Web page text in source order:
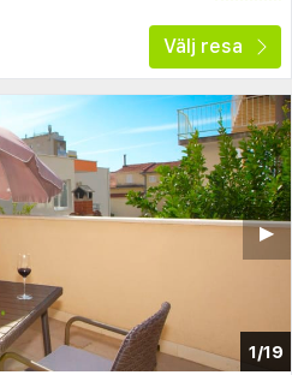
Välj resa
1/19
▶︎